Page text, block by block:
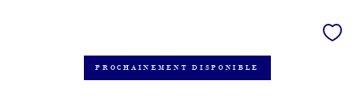
PROCHAINEMENT DISPONIBLE